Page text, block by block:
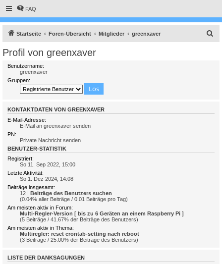
FAQ
Startseite Foren-Übersicht Mitglieder greenxaver
Profil von greenxaver
Benutzername:
greenxaver
Gruppen:
KONTAKTDATEN VON GREENXAVER
E-Mail-Adresse:
E-Mail an greenxaver senden
PN:
Private Nachricht senden
BENUTZER-STATISTIK
Registriert:
So 11. Sep 2022, 15:00
Letzte Aktivität:
So 1. Dez 2024, 14:08
Beiträge insgesamt:
12 | Beiträge des Benutzers suchen
(0.04% aller Beiträge / 0.01 Beiträge pro Tag)
Am meisten aktiv in Forum:
Multi-Regler-Version [ bis zu 6 Geräten an einem Raspberry Pi ]
(5 Beiträge / 41.67% der Beiträge des Benutzers)
Am meisten aktiv in Thema:
Multiregler: reset crontab-setting nach reboot
(3 Beiträge / 25.00% der Beiträge des Benutzers)
LISTE DER DANKSAGUNGEN